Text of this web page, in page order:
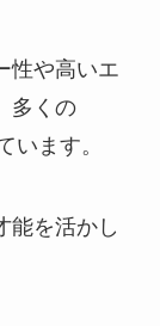
性や高いエ
多くの
います。
能を活かし